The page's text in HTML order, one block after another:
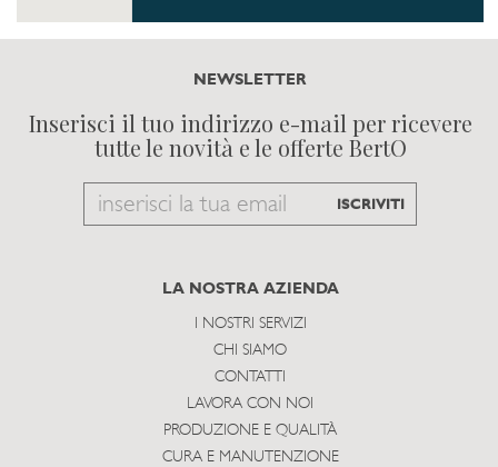
NEWSLETTER
Inserisci il tuo indirizzo e-mail per ricevere
tutte le novità e le offerte BertO
Email
subscribe
ISCRIVITI
LA NOSTRA AZIENDA
I NOSTRI SERVIZI
CHI SIAMO
CONTATTI
LAVORA CON NOI
PRODUZIONE E QUALITÀ
CURA E MANUTENZIONE